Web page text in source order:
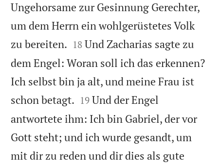
Ungehorsame zur Gesinnung Gerechter,
um dem Herrn ein wohlgerüstetes Volk
zu bereiten. 

18 Und Zacharias sagte zu
dem Engel: Woran soll ich das erkennen?
Ich selbst bin ja alt, und meine Frau ist
schon betagt. 

19 Und der Engel
antwortete ihm: Ich bin Gabriel, der vor
Gott steht; und ich wurde gesandt, um
mit dir zu reden und dir dies als gute